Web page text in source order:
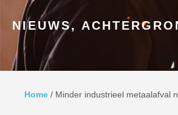
NIEUWS,
Home / Minder industrieel metaalafval